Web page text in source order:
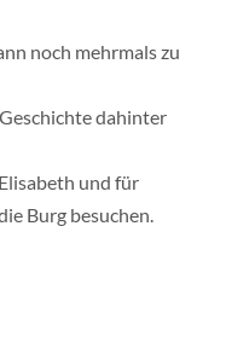
noch mehrmals zu
dahinter
und für
Burg besuchen.